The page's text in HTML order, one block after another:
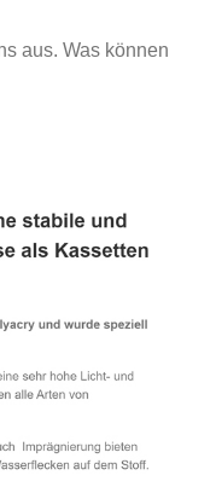
aus. Was können